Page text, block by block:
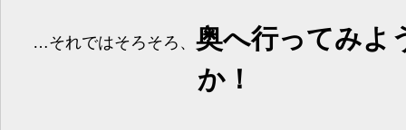
…それではそろそろ、 奥へ行ってみよ
か！